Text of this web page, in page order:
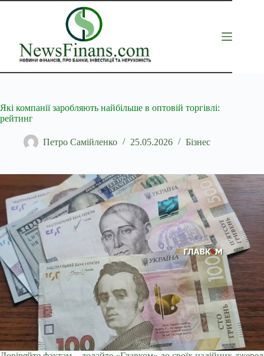
Перейти
Які компанії заробляють найбільше в оптовій торгівлі:
рейтинг
Петро Самійленко 25.05.2026 Бізнес